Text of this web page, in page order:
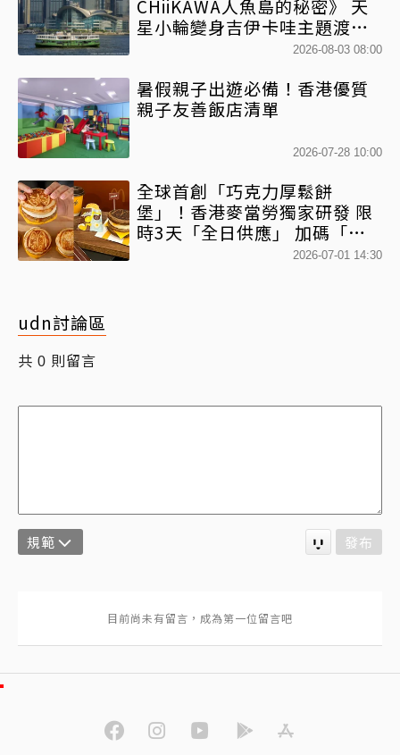
CHiiKAWA人魚島的秘密》 天
星小輪變身吉伊卡哇主題渡輪
2026-08-03 08:00
暑假親子出遊必備！香港優質
親子友善飯店清單
2026-07-28 10:00
全球首創「巧克力厚鬆餅
堡」！香港麥當勞獨家研發 限
時3天「全日供應」 加碼「鴛
鴦厚鬆餅套餐」混搭港風2026-07-01 14:30
udn討論區
共 0 則留言
規範 發布